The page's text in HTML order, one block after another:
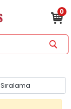
0
Sıralama